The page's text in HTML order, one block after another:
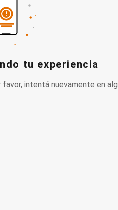
tu experiencia
intentá nuevamente en